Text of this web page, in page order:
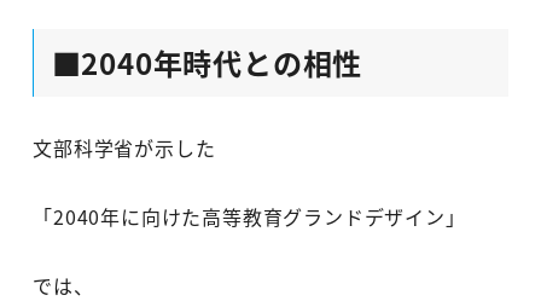
■2040年時代との相性
文部科学省が示した
「2040年に向けた高等教育グランドデザイン」
では、